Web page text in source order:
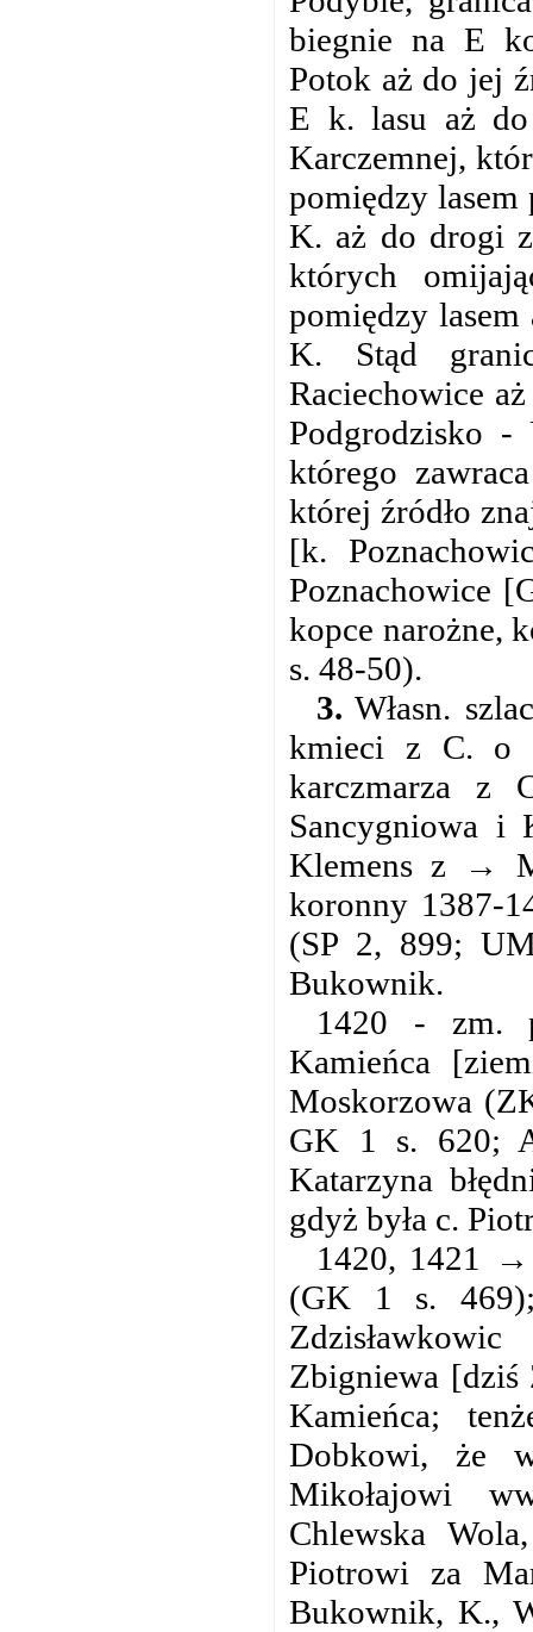
biegnie na E
Potok aż do jej
E k. lasu aż
Karczemnej,
pomiędzy lasem
K. aż do drogi
których
pomiędzy
K. Stąd
Raciechowice
Podgrodzisko
którego
której źródło
[k.
Poznachowice
kopce narożne,
s. 48-50).
3. Własn.
kmieci z C. o
karczmarza
Sancygniowa i
Klemens z →
koronny 1387-
(SP 2, 899;
Bukownik.
1420 - zm.
Kamieńca
Moskorzowa
GK 1 s. 620;
Katarzyna
gdyż była c.
1420, 1421
(GK 1 s.
Zbigniewa [dziś
Kamieńca;
Dobkowi, że
Mikołajowi
Chlewska
Piotrowi za
Bukownik, K.,